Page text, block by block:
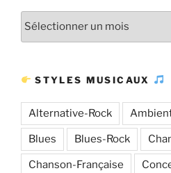
STYLES MUSICAUX
Alternative-Rock
Blues Blues-Rock
Chanson-Française